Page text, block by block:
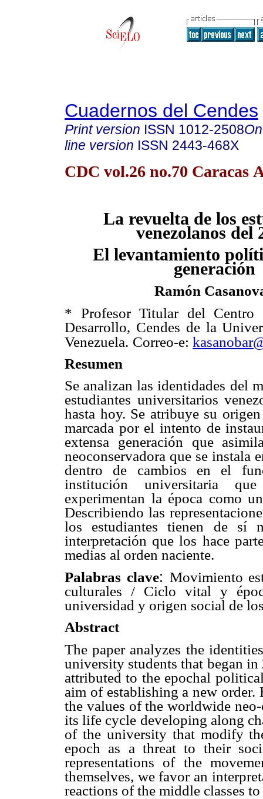
Cuadernos del Cendes
Print version ISSN 1012-2508
line version ISSN 2443-468X
CDC vol.26 no.70 Caracas
La revuelta de los
venezolanos del
El levantamiento
generación
Ramón
* Profesor Titular del Centro
Desarrollo, Cendes de la
Venezuela. Correo-e:
Resumen
Se analizan las identidades del
estudiantes universitarios
hasta hoy. Se atribuye su
marcada por el intento de
extensa generación que
neoconservadora que se
dentro de cambios en el
institución universitaria
experimentan la época como
Describiendo las
los estudiantes tienen de sí
interpretación que los hace
medias al orden naciente.
Palabras clave: Movimiento
culturales / Ciclo vital y
universidad y origen social de
Abstract
The paper analyzes the
university students that began
attributed to the epochal
aim of establishing a new order.
the values of the worldwide
its life cycle developing along
of the university that modify
epoch as a threat to their
representations of the
themselves, we favor an
reactions of the middle classes